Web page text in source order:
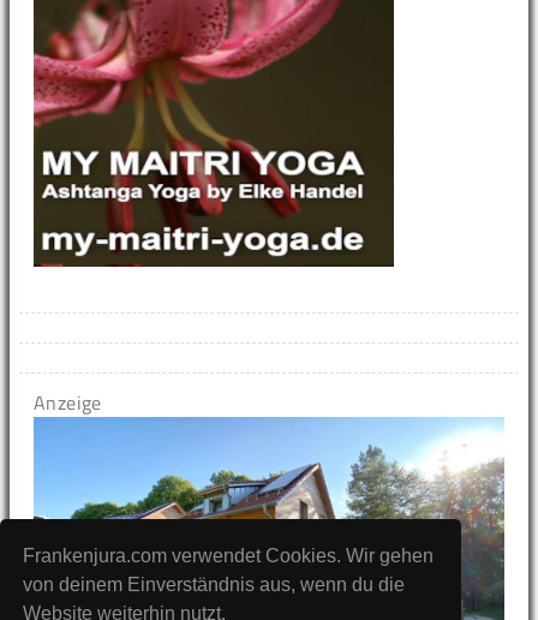
Frankenjura.com verwendet Cookies. Wir gehen
von deinem Einverständnis aus, wenn du die
Website weiterhin nutzt.
Anzeige